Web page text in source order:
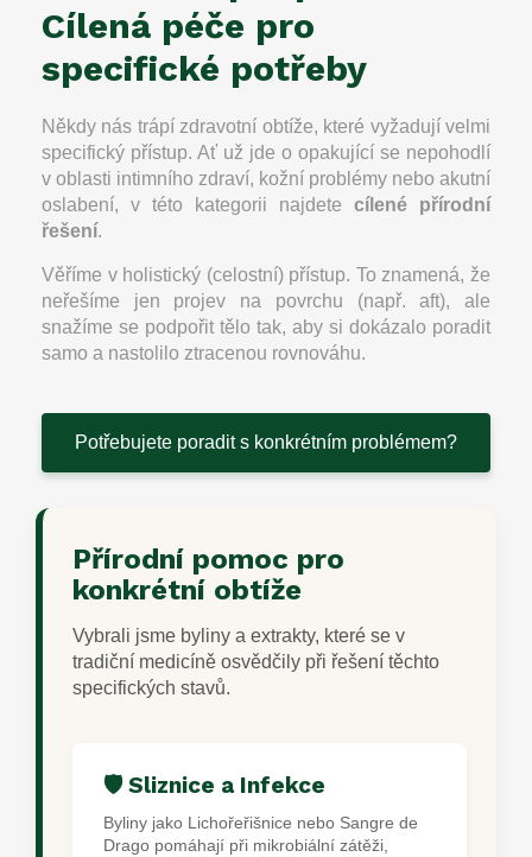
Cílená péče pro
specifické potřeby
Někdy nás trápí zdravotní obtíže, které vyžadují velmi
specifický přístup. Ať už jde o opakující se nepohodlí
v oblasti intimního zdraví, kožní problémy nebo akutní
oslabení, v této kategorii najdete cílené přírodní
řešení.
Věříme v holistický (celostní) přístup. To znamená, že
neřešíme jen projev na povrchu (např. aft), ale
snažíme se podpořit tělo tak, aby si dokázalo poradit
samo a nastolilo ztracenou rovnováhu.
Potřebujete poradit s konkrétním problémem?
Přírodní pomoc pro
konkrétní obtíže
Vybrali jsme byliny a extrakty, které se v
tradiční medicíně osvědčily při řešení těchto
specifických stavů.
🛡️ Sliznice a Infekce
Byliny jako Lichořeřišnice nebo Sangre de
Drago pomáhají při mikrobiální zátěži,